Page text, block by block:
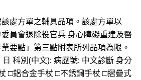
處方單之輔具品項。該處方單以
委員會退除役官兵 身心障礙重建及醫
要點」第三點附表所列品項為限。
科別(中文): 病歷號: 中文診斷 身分
□鋁合金手杖 □不銹鋼手杖 □摺疊式